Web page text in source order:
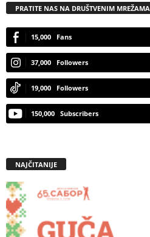
PRATITE NAS NA DRUŠTVENIM MREŽAMA
15,000 Fans
37,000 Followers
19,000 Followers
150,000 Subscribers
NAJČITANIJE